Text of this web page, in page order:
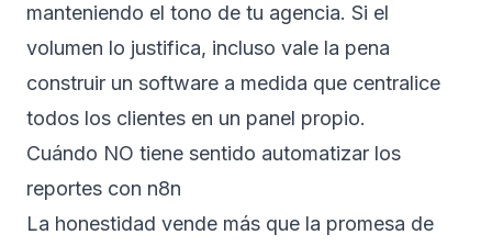
manteniendo el tono de tu agencia. Si el
volumen lo justifica, incluso vale la pena
construir un software a medida que centralice
todos los clientes en un panel propio.
Cuándo NO tiene sentido automatizar los
reportes con n8n
La honestidad vende más que la promesa de